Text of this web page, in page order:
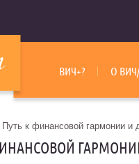
ВИЧ+? О
Путь к финансовой гармонии и